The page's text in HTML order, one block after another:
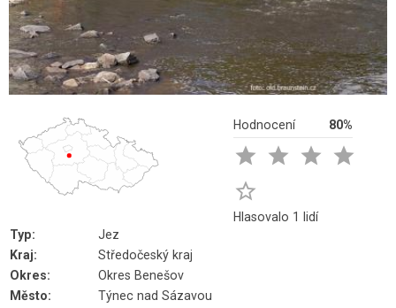
Hodnocení 80%
   

Hlasovalo 1 lidí
Typ:
Jez
Kraj:
Středočeský kraj
Okres:
Okres Benešov
Město:
Týnec nad Sázavou